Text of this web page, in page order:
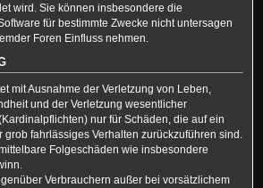
wird. Sie können insbesondere die
für bestimmte Zwecke nicht untersagen
Foren Einfluss nehmen.
mit Ausnahme der Verletzung von Leben,
und der Verletzung wesentlicher
nur für Schäden, die auf ein
grob fahrlässiges Verhalten zurückzuführen sind.
Folgeschäden wie insbesondere
Verbrauchern außer bei vorsätzlichem